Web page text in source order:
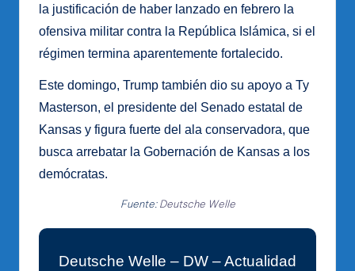
la justificación de haber lanzado en febrero la
ofensiva militar contra la República Islámica, si el
régimen termina aparentemente fortalecido.
Este domingo, Trump también dio su apoyo a Ty
Masterson, el presidente del Senado estatal de
Kansas y figura fuerte del ala conservadora, que
busca arrebatar la Gobernación de Kansas a los
demócratas.
Fuente:Deutsche Welle
Deutsche Welle – DW – Actualidad